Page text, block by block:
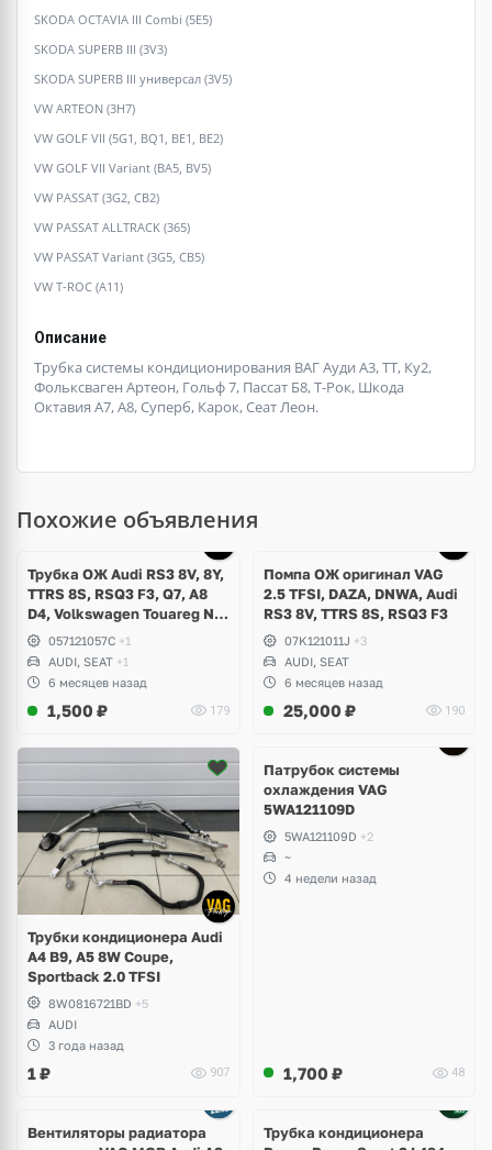
SKODA OCTAVIA III Combi (5E5)
SKODA SUPERB III (3V3)
SKODA SUPERB III универсал (3V5)
VW ARTEON (3H7)
VW GOLF VII (5G1, BQ1, BE1, BE2)
VW GOLF VII Variant (BA5, BV5)
VW PASSAT (3G2, CB2)
VW PASSAT ALLTRACK (365)
VW PASSAT Variant (3G5, CB5)
VW T-ROC (A11)
Описание
Трубка системы кондиционирования ВАГ Ауди А3, ТТ, Ку2,
Фольксваген Артеон, Гольф 7, Пассат Б8, Т-Рок, Шкода
Октавия А7, А8, Суперб, Карок, Сеат Леон.
Похожие объявления
Трубка ОЖ Audi RS3 8V, 8Y,
TTRS 8S, RSQ3 F3, Q7, A8
D4, Volkswagen Touareg NF,
Seat Formentor Cupra 2.5
TFSI DAZA, DNWA, CZGB
057121057C +1
AUDI, SEAT +1
6 месяцев назад
1,500 ₽ 179
Помпа ОЖ оригинал VAG
2.5 TFSI, DAZA, DNWA, Audi
RS3 8V, TTRS 8S, RSQ3 F3
07K121011J +3
AUDI, SEAT
6 месяцев назад
25,000 ₽ 190
Трубки кондиционера Audi
A4 B9, A5 8W Coupe,
Sportback 2.0 TFSI
8W0816721BD +5
AUDI
3 года назад
1 ₽ 907
Патрубок системы
охлаждения VAG
5WA121109D
5WA121109D +2
~
4 недели назад
1,700 ₽ 48
Вентиляторы радиатора
Трубка кондиционера